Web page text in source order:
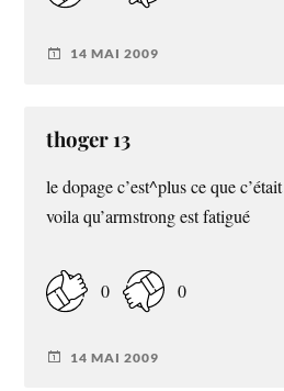
14 MAI 2009
thoger 13
le dopage c’est^plus ce que c’était
voila qu’armstrong est fatigué
0 0
14 MAI 2009